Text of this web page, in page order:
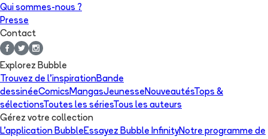
Qui sommes-nous ?
Presse
Contact
Explorez Bubble
Trouvez de l'inspirationBande
dessinéeComics MangasJeunesse NouveautésTops &
sélectionsToutes les sériesTous les auteurs
Gérez votre collection
L'application Bubble Essayez Bubble InfinityNotre programme de